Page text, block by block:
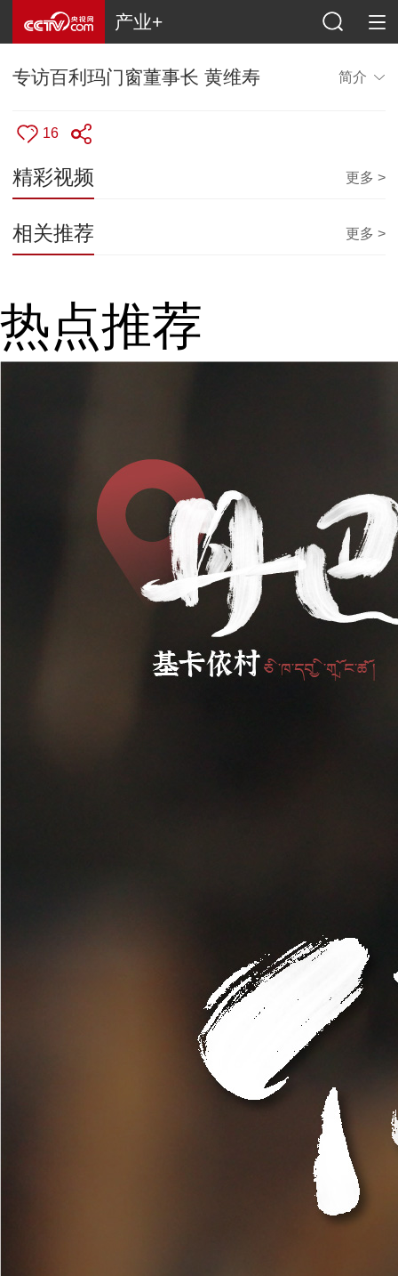
产业+
专访百利玛门窗董事长 黄维寿 简介
16
精彩视频 更多 >
相关推荐 更多 >
热点推荐